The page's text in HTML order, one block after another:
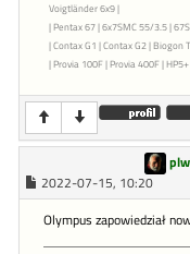
Voigtländer 6x9 |
| Pentax 67 | 6x7SMC 55/3.5 |
| Contax G1 | Contax G2 |
| Provia 100F | Provia 400F |
2022-07-15, 10:20
Olympus zapowiedział